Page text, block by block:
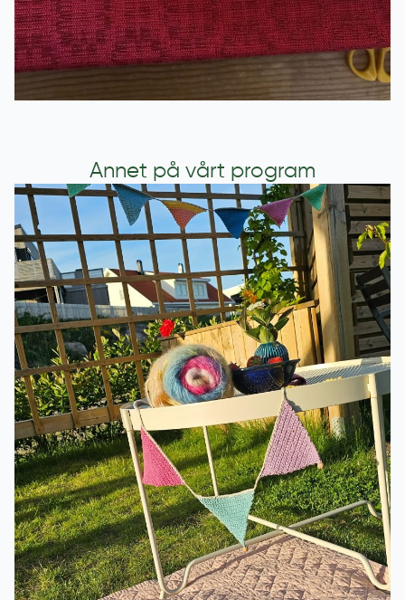
Annet på vårt program